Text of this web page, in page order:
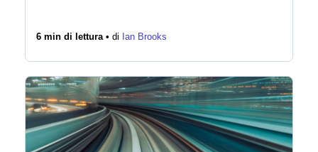
6 min di lettura • di Ian Brooks